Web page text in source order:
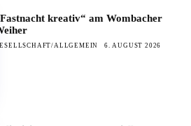
kreativ“ am Wombacher
ALLGEMEIN 6. AUGUST 2026